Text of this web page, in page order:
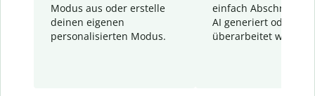
Modus aus oder erstelle
deinen eigenen
personalisierten Modus.
einfach Abschnitte,
AI generiert oder
überarbeitet wurden.